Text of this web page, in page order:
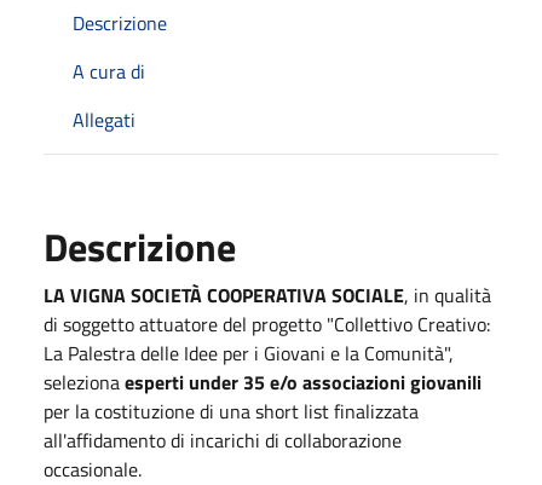
Descrizione
A cura di
Allegati
Descrizione
LA VIGNA SOCIETÀ COOPERATIVA SOCIALE, in qualità
di soggetto attuatore del progetto "Collettivo Creativo:
La Palestra delle Idee per i Giovani e la Comunità",
selezionaesperti under 35 e/o associazioni giovanili
per la costituzione di una short list finalizzata
all'affidamento di incarichi di collaborazione
occasionale.